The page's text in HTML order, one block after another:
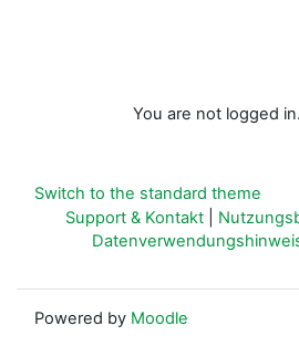
You are not logged
Switch to the standard theme
Support & Kontakt
Powered by Moodle